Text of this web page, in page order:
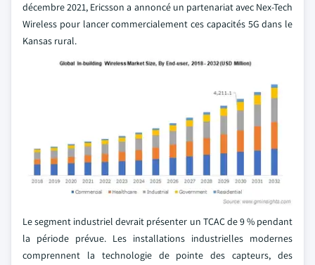
décembre 2021, Ericsson a annoncé un partenariat avec Nex-Tech
Wireless pour lancer commercialement ces capacités 5G dans le
Kansas rural.
Le segment industriel devrait présenter un TCAC de 9 % pendant
la période prévue. Les installations industrielles modernes
comprennent la technologie de pointe des capteurs, des